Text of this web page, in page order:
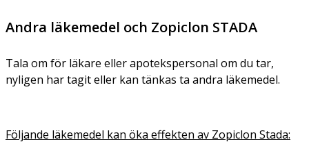
Andra läkemedel och Zopiclon STADA
Tala om för läkare eller apotekspersonal om du tar,
nyligen har tagit eller kan tänkas ta andra läkemedel.
Följande läkemedel kan öka effekten av Zopiclon Stada: